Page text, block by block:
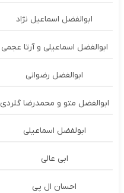
ابوالفضل اسماعیل نژاد
ابوالفضل اسماعیلی و آرتا عجمی
ابوالفضل رضوانی
ابوالفضل متو و محمدرضا گلردی
ابولفضل اسماعیلی
ابی عالی
احسان ال پی